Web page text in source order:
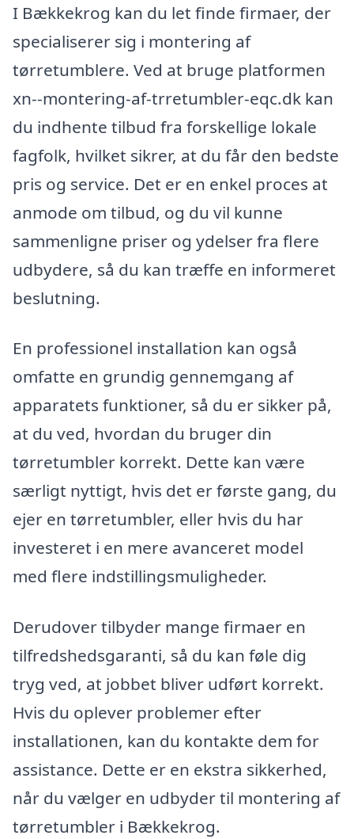
I Bækkekrog kan du let finde firmaer, der
specialiserer sig i montering af
tørretumblere. Ved at bruge platformen
xn--montering-af-trretumbler-eqc.dk kan
du indhente tilbud fra forskellige lokale
fagfolk, hvilket sikrer, at du får den bedste
pris og service. Det er en enkel proces at
anmode om tilbud, og du vil kunne
sammenligne priser og ydelser fra flere
udbydere, så du kan træffe en informeret
beslutning.
En professionel installation kan også
omfatte en grundig gennemgang af
apparatets funktioner, så du er sikker på,
at du ved, hvordan du bruger din
tørretumbler korrekt. Dette kan være
særligt nyttigt, hvis det er første gang, du
ejer en tørretumbler, eller hvis du har
investeret i en mere avanceret model
med flere indstillingsmuligheder.
Derudover tilbyder mange firmaer en
tilfredshedsgaranti, så du kan føle dig
tryg ved, at jobbet bliver udført korrekt.
Hvis du oplever problemer efter
installationen, kan du kontakte dem for
assistance. Dette er en ekstra sikkerhed,
når du vælger en udbyder til montering af
tørretumbler i Bækkekrog.